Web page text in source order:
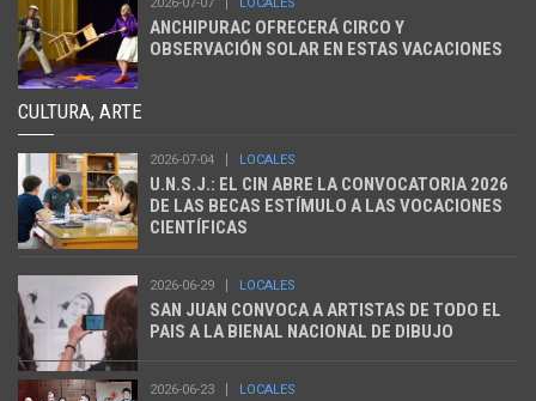
ANCHIPURAC OFRECERÁ CIRCO Y
OBSERVACIÓN SOLAR EN ESTAS VACACIONES
CULTURA, ARTE
2026-07-04 LOCALES
U.N.S.J.: EL CIN ABRE LA CONVOCATORIA 2026
DE LAS BECAS ESTÍMULO A LAS VOCACIONES
CIENTÍFICAS
2026-06-29 LOCALES
SAN JUAN CONVOCA A ARTISTAS DE TODO EL
PAIS A LA BIENAL NACIONAL DE DIBUJO
2026-06-23 LOCALES